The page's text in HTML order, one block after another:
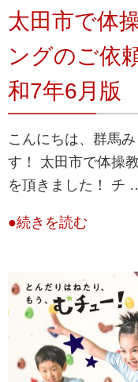
太田市で体
ングのご依
和7年6月版
こんにちは、群馬
す！ 太田市で体操
を頂きました！ チ
●続きを読む